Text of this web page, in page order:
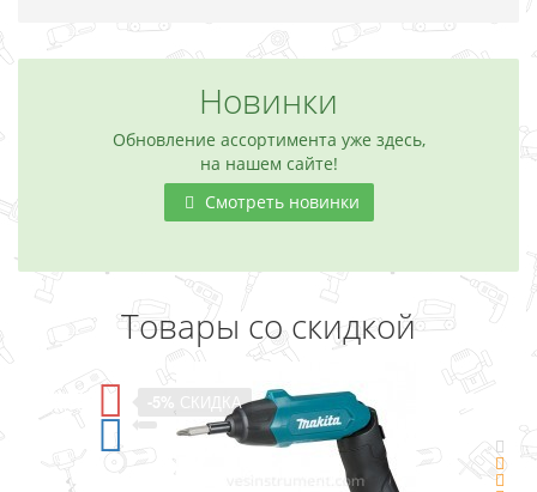
Новинки
Обновление ассортимента уже здесь,
на нашем сайте!
Смотреть новинки
Товары со скидкой
СКИДКА